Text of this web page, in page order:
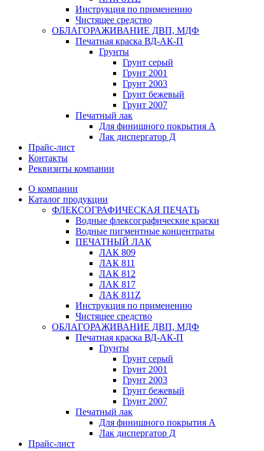
Инструкция по применению
Чистящее средство
ОБЛАГОРАЖИВАНИЕ ДВП, МДФ
Печатная краска ВД-АК-П
Грунты
Грунт серый
Грунт 2001
Грунт 2003
Грунт бежевый
Грунт 2007
Печатный лак
Для финишного покрытия А
Лак диспергатор Д
Прайс-лист
Контакты
Реквизиты компании
О компании
Каталог продукции
ФЛЕКСОГРАФИЧЕСКАЯ ПЕЧАТЬ
Водные флексографические краски
Водные пигментные концентраты
ПЕЧАТНЫЙ ЛАК
ЛАК 809
ЛАК 811
ЛАК 812
ЛАК 817
ЛАК 811Z
Инструкция по применению
Чистящее средство
ОБЛАГОРАЖИВАНИЕ ДВП, МДФ
Печатная краска ВД-АК-П
Грунты
Грунт серый
Грунт 2001
Грунт 2003
Грунт бежевый
Грунт 2007
Печатный лак
Для финишного покрытия А
Лак диспергатор Д
Прайс-лист